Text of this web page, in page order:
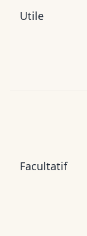
Utile
Facultatif